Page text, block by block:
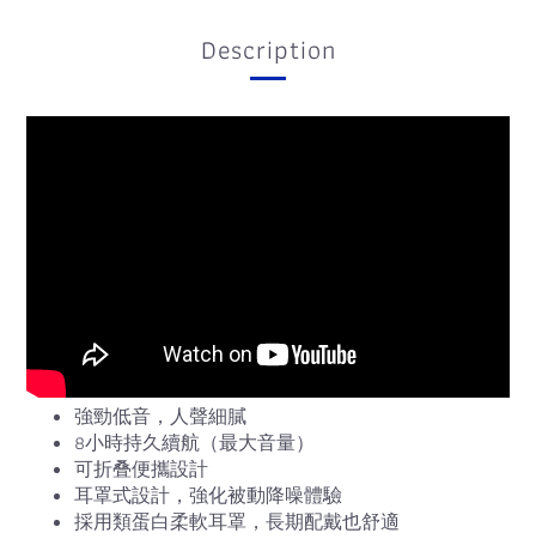
Description
強勁低音，人聲細膩
8小時持久續航（最大音量）
可折叠便攜設計
耳罩式設計，強化被動降噪體驗
採用類蛋白柔軟耳罩，長期配戴也舒適